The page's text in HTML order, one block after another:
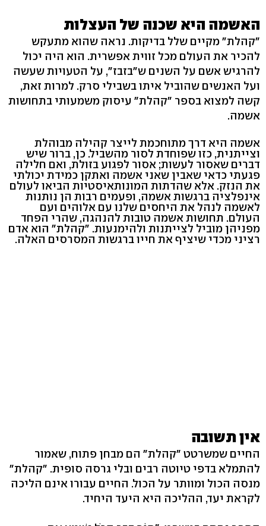
האשמה היא שכנה של העצלות
"קהלת" מקיים שלל בדיקות. נראה שהוא מתעקש
להכיר את העולם מכל זווית אפשרית. הוא היה יכול
להרגיש אשם על השנים ש"בזבז", על הטעויות שעשה
ועל האנשים שהוביל איתו בשבילי סרק. למרות זאת,
קשה למצוא בספר "קהלת" עיסוק משמעותי בתחושות
אשמה.
אשמה היא דרך מתוחכמת לייצר קהילה מבוהלת
וצייתנית, כזו שפוחדת לסור מהשביל. כן, ברור שיש
דברים שאסור לעשות; אסור לפגוע בזולת, ואם חלילה
פגעתי כדאי שאבין שאני אשמה ואתקן כמידת יכולתי
את הנזק. אלא שהדתות המונותאיסטיות הביאו לעולם
אינפלציה ברגשות אשמה, ופעמים רבות הן נותנות
לאשמה לנהל את היחסים שלנו עם אלוהים ועם
העולם. תחושות אשמה טובות להנהגה, שהרי הפחד
מפניהן מוביל לצייתנות ולהימנעות. "קהלת" הוא אדם
רציני מכדי שיציף את חייו ברגשות המסרסים האלה.
אין תשובה
החיים שמשרטט "קהלת" הם מבחן פתוח, שאמור
להתמלא בדפי טיוטה רבים ובלי גרסה סופית. "קהלת"
מנסה הכול ומוותר על הכול. החיים עבורו אינם הליכה
לקראת יעד, ההליכה היא היעד היחיד.